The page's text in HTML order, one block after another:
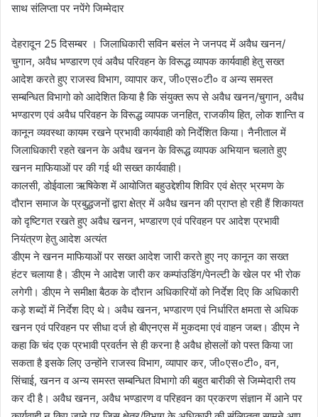
साथ संलिप्ता पर नपेंगे जिम्मेदार
देहरादून 25 दिसम्बर । जिलाधिकारी सविन बसंल ने जनपद में अवैध खनन/
चुगान, अवैध भण्डारण एवं अवैध परिवहन के विरूद्ध व्यापक कार्यवाही हेतु सख्त
आदेश करते हुए राजस्व विभाग, व्यापार कर, जी०एस०टी० व अन्य समस्त
सम्बन्धित विभागो को आदेशित किया है कि संयुक्त रूप से अवैध खनन/चुगान, अवैध
भण्डारण एवं अवैध परिवहन के विरूद्ध व्यापक जनहित, राजकीय हित, लोक शान्ति व
कानून व्यवस्था कायम रखने प्रभावी कार्यवाही को निर्देशित किया। नैनीताल में
जिलाधिकारी रहते खनन के अवैध खनन के विरूद्ध व्यापक अभियान चलाते हुए
खनन माफियाओं पर की गई थी सख्त कार्यवाही।
कालसी, डोईवाला ऋषिकेश में आयोजित बहुउद्देशीय शिविर एवं क्षेत्र भ्रमण के
दौरान समाज के प्रबुद्धजनों द्वारा क्षेत्र में अवैध खनन की प्राप्त हो रही हैं शिकायत
को दृष्टिगत रखते हुए अवैध खनन, भण्डारण एवं परिवहन पर आदेश प्रभावी
नियंत्रण हेतु आदेश अत्यंत
डीएम ने खनन माफियाओं पर सख्त आदेश जारी करते हुए नए कानून का सख्त
हंटर चलाया है। डीएम ने आदेश जारी कर कम्पांउडिंग/पेनल्टी के खेल पर भी रोक
लगेगी। डीएम ने समीक्षा बैठक के दौरान अधिकारियों को निर्देश दिए कि अधिकारी
कड़े शब्दों में निर्देश दिए थे। अवैध खनन, भण्डारण एवं निर्धारित क्षमता से अधिक
खनन एवं परिवहन पर सीधा दर्ज हो बीएनएस में मुकदमा एवं वाहन जब्त। डीएम ने
कहा कि चंद एक प्रभावी प्रवर्तन से ही करना है अवैध होसलों को पस्त किया जा
सकता है इसके लिए उन्होंने राजस्व विभाग, व्यापार कर, जी०एस०टी०, वन,
सिंचाई, खनन व अन्य समस्त सम्बन्धित विभागो की बहुत बारीकी से जिम्मेदारी तय
कर दी है। अवैध खनन, अवैध भण्डारण व परिहवन का प्रकरण संज्ञान में आने पर